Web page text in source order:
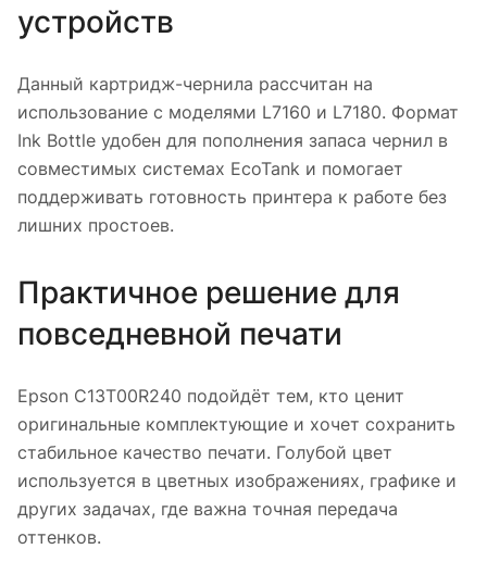
устройств
Данный картридж-чернила рассчитан на
использование с моделями L7160 и L7180. Формат
Ink Bottle удобен для пополнения запаса чернил в
совместимых системах EcoTank и помогает
поддерживать готовность принтера к работе без
лишних простоев.
Практичное решение для
повседневной печати
Epson C13T00R240 подойдёт тем, кто ценит
оригинальные комплектующие и хочет сохранить
стабильное качество печати. Голубой цвет
используется в цветных изображениях, графике и
других задачах, где важна точная передача
оттенков.